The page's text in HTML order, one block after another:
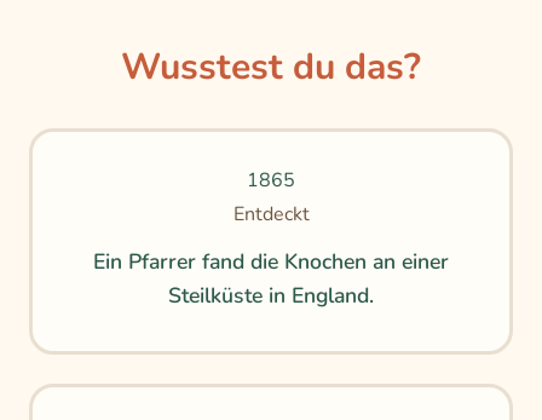
Wusstest du das?
1865
Entdeckt
Ein Pfarrer fand die Knochen an einer
Steilküste in England.